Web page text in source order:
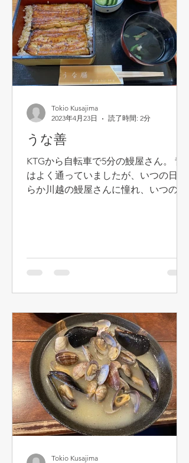
うな善
KTGから自転車で5分の鰻屋さん。 昔
はよく通っていましたが、いつの日か
らか川越の鰻屋さんに憧れ、いつのま
念なことにその後リオープン...
Tokio Kusajima
2023年4月23日
読了時間: 2分
Tokio Kusajima